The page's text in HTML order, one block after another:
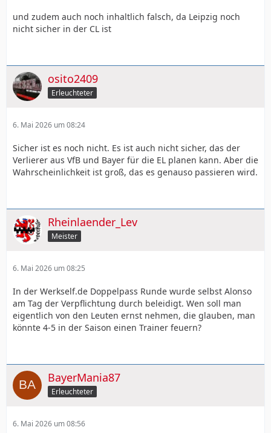
und zudem auch noch inhaltlich falsch, da Leipzig noch
nicht sicher in der CL ist
osito2409
Erleuchteter
6. Mai 2026 um 08:24
Sicher ist es noch nicht. Es ist auch nicht sicher, das der
Verlierer aus VfB und Bayer für die EL planen kann. Aber die
Wahrscheinlichkeit ist groß, das es genauso passieren wird.
Rheinlaender_Lev
Meister
6. Mai 2026 um 08:25
In der Werkself.de Doppelpass Runde wurde selbst Alonso
am Tag der Verpflichtung durch beleidigt. Wen soll man
eigentlich von den Leuten ernst nehmen, die glauben, man
könnte 4-5 in der Saison einen Trainer feuern?
BayerMania87
Erleuchteter
6. Mai 2026 um 08:56